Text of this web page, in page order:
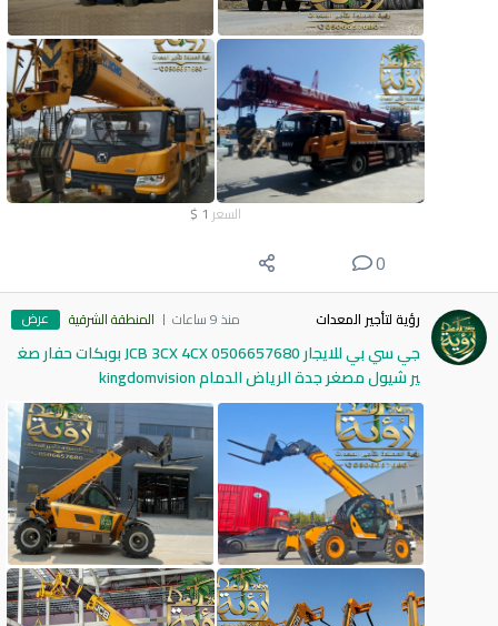
السعر 1
$
0
رؤية لتأجير المعدات منذ 9 ساعات المنطقة الشرقية عرض
جي سي بي للايجار 0506657680 JCB 3CX 4CX بوبكات حفار صغ
ير شيول مصغر جدة الرياض الدمام kingdomvision